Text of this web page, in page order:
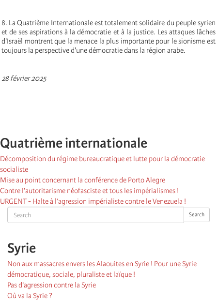
Search Search
Syrie
Non aux massacres envers les Alaouites en Syrie ! Pour une Syrie
démocratique, sociale, pluraliste et laïque !
Pas d’agression contre la Syrie
Où va la Syrie ?
8. La Quatrième Internationale est totalement solidaire du peuple syrien
et de ses aspirations à la démocratie et à la justice. Les attaques lâches
d'Israël montrent que la menace la plus importante pour le sionisme est
toujours la perspective d'une démocratie dans la région arabe.
28 février 2025
Quatrième internationale
Décomposition du régime bureaucratique et lutte pour la démocratie
socialiste
Mise au point concernant la conférence de Porto Alegre
Contre l’autoritarisme néofasciste et tous les impérialismes !
URGENT - Halte à l’agression impérialiste contre le Venezuela !